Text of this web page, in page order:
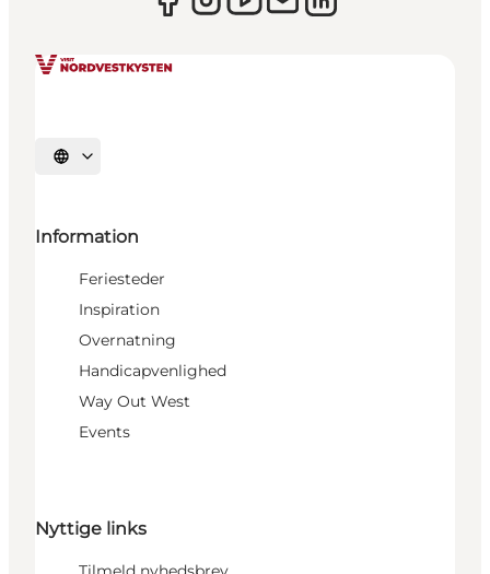
Vælg sprog
Information
Feriesteder
Inspiration
Overnatning
Handicapvenlighed
Way Out West
Events
Nyttige links